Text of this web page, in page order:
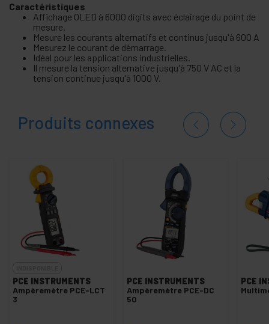
Caractéristiques
Affichage OLED à 6000 digits avec éclairage du point de
mesure.
Mesure les courants alternatifs et continus jusqu'à 600 A
Mesurez le courant de démarrage.
Idéal pour les applications industrielles.
Il mesure la tension alternative jusqu'à 750 V AC et la
tension continue jusqu'à 1000 V.
Produits connexes
PCE INSTRUMENTS
Ampèremètre PCE-LCT
3
PCE INSTRUMENTS
Ampèremètre PCE-DC
50
PCE